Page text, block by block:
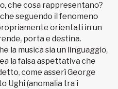
che cosa rappresentano?
seguendo il fenomeno
orientati in un
porta e destina.
la musica sia un linguaggio,
la falsa aspettativa che
come asserì George
Ughi (anomalia tra i